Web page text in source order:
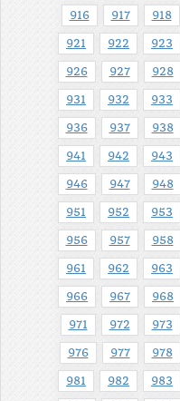
916 917 918
921 922 923
926 927 928
931 932 933
936 937 938
941 942 943
946 947 948
951 952 953
956 957 958
961 962 963
966 967 968
971 972 973
976 977 978
981 982 983